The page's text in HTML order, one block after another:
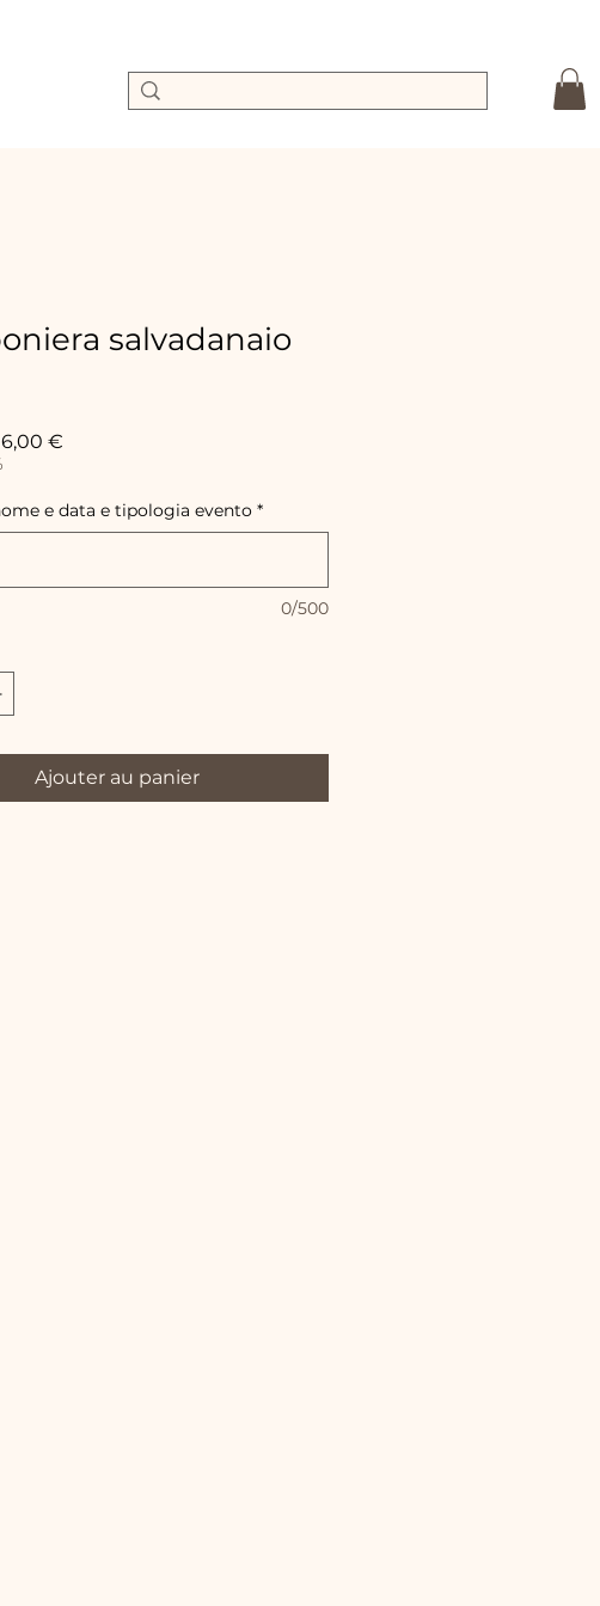
salvadanaio
€
e data e tipologia evento *
0/500
Ajouter au panier